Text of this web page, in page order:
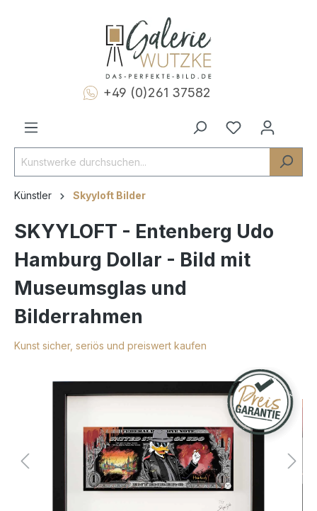
+49 (0)261 37582
Künstler Skyyloft Bilder
SKYYLOFT - Entenberg Udo
Hamburg Dollar - Bild mit
Museumsglas und
Bilderrahmen
Kunst sicher, seriös und preiswert kaufen